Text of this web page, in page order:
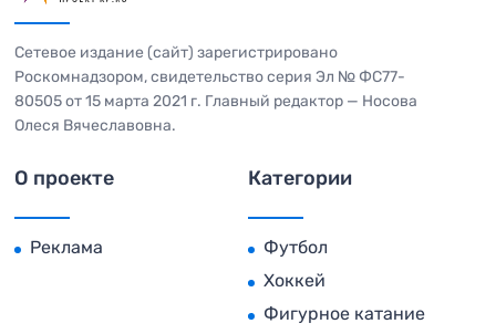
Сетевое издание (сайт) зарегистрировано
Роскомнадзором, свидетельство серия Эл № ФС77-
80505 от 15 марта 2021 г. Главный редактор — Носова
Олеся Вячеславовна.
О проекте
Реклама
Категории
Футбол
Хоккей
Фигурное катание